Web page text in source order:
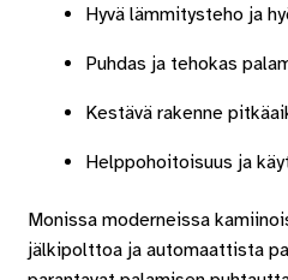
Hyvä lämmitysteho ja
Puhdas ja tehokas
Kestävä rakenne
Helppohoitoisuus ja
Monissa moderneissa
jälkipolttoa ja automaattista